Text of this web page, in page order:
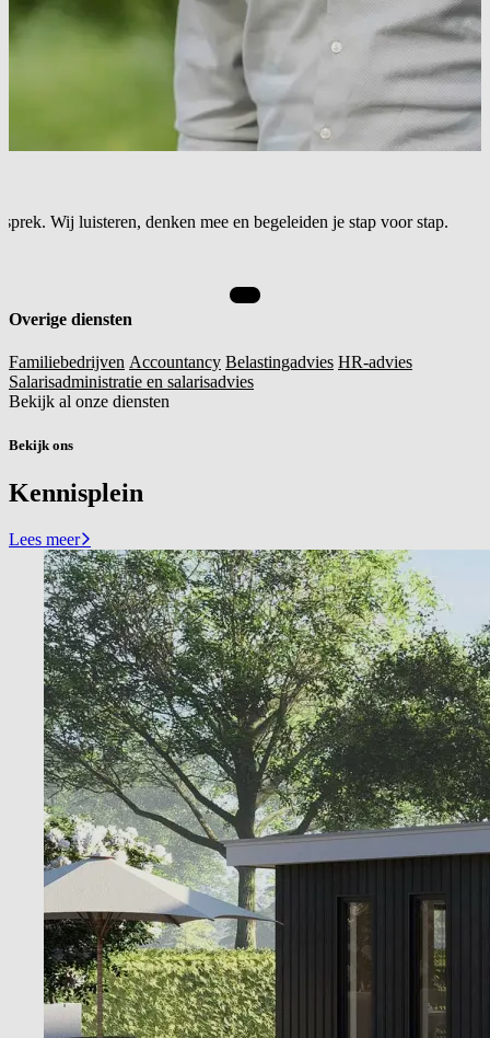
Wij luisteren, denken mee en begeleiden je stap voor stap.
Overige diensten
Familiebedrijven Accountancy Belastingadvies HR-advies
Salarisadministratie en salarisadvies
Bekijk al onze diensten
Bekijk ons
Kennisplein
Lees meer